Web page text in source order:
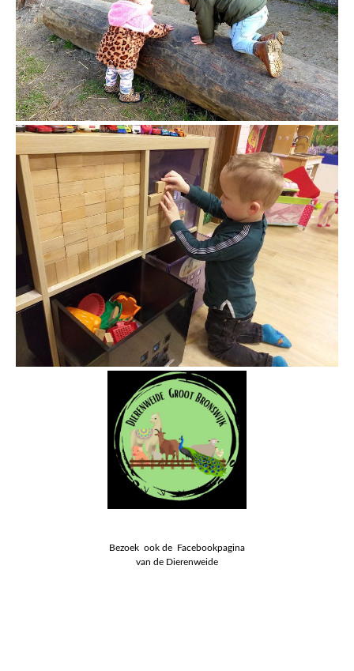
Bezoek ook de Facebookpagina
van de Dierenweide